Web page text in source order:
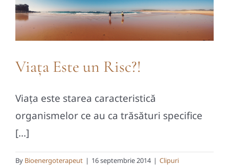
Viața Este un Risc?!
Viața este starea caracteristică
organismelor ce au ca trăsături specifice
[...]
By Bioenergoterapeut | 16 septembrie 2014 | Clipuri